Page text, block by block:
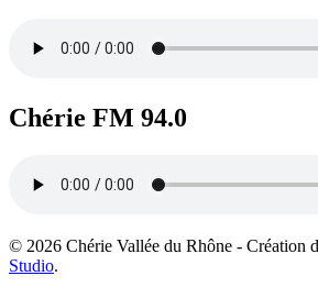
Chérie FM 94.0
© 2026 Chérie Vallée du Rhône - Création
Studio.